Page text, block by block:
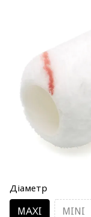
Діаметр
MAXI MINI